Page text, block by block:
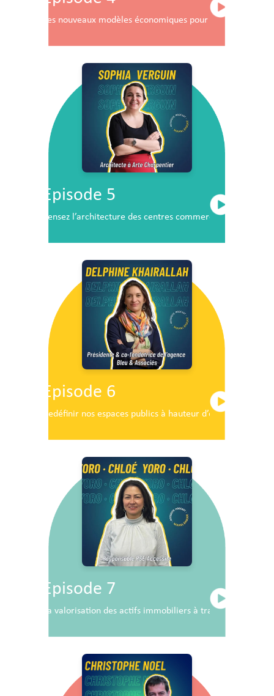
Les nouveaux modèles économiques pour les centres
Episode 5
Pensez l’architecture des centres commerciaux de demain
Episode 6
Redéfinir nos espaces publics à hauteur d’enfants
Episode 7
La valorisation des actifs immobiliers à travers la RSE